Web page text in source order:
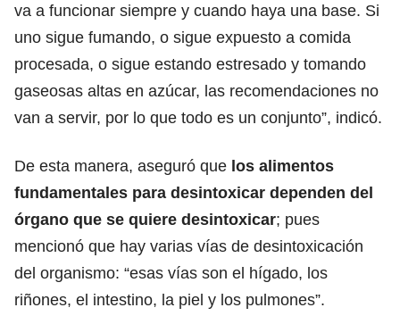
va a funcionar siempre y cuando haya una base. Si
uno sigue fumando, o sigue expuesto a comida
procesada, o sigue estando estresado y tomando
gaseosas altas en azúcar, las recomendaciones no
van a servir, por lo que todo es un conjunto”, indicó.
De esta manera, aseguró que los alimentos
fundamentales para desintoxicar dependen del
órgano que se quiere desintoxicar; pues
mencionó que hay varias vías de desintoxicación
del organismo: “esas vías son el hígado, los
riñones, el intestino, la piel y los pulmones”.